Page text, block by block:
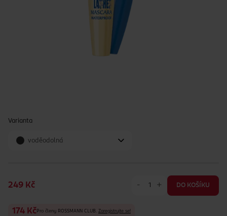
Varianta
voděodolná
249 Kč - + DO KOŠÍKU
174 Kč Pro členy ROSSMANN CLUB. Zaregistrujte se!